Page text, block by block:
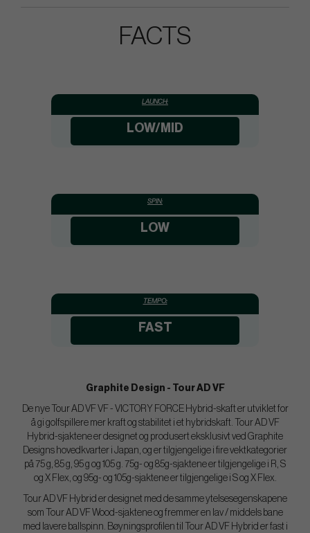
FACTS
LAUNCH:
LOW/MID
SPIN:
LOW
TEMPO:
FAST
Graphite Design - Tour AD VF
De nye Tour AD VF VF - VICTORY FORCE Hybrid-skaft er utviklet for
å gi golfspillere mer kraft og stabilitet i et hybridskaft. Tour AD VF
Hybrid-sjaktene er designet og produsert eksklusivt ved Graphite
Designs hovedkvarter i Japan, og er tilgjengelige i fire vektkategorier
på 75 g, 85 g, 95 g og 105 g. 75g- og 85g-sjaktene er tilgjengelige i R, S
og X Flex, og 95g- og 105g-sjaktene er tilgjengelige i S og X Flex.
Tour AD VF Hybrid er designet med de samme ytelsesegenskapene
som Tour AD VF Wood-sjaktene og fremmer en lav / middels bane
med lavere ballspinn. Bøyningsprofilen til Tour AD VF Hybrid er fast i